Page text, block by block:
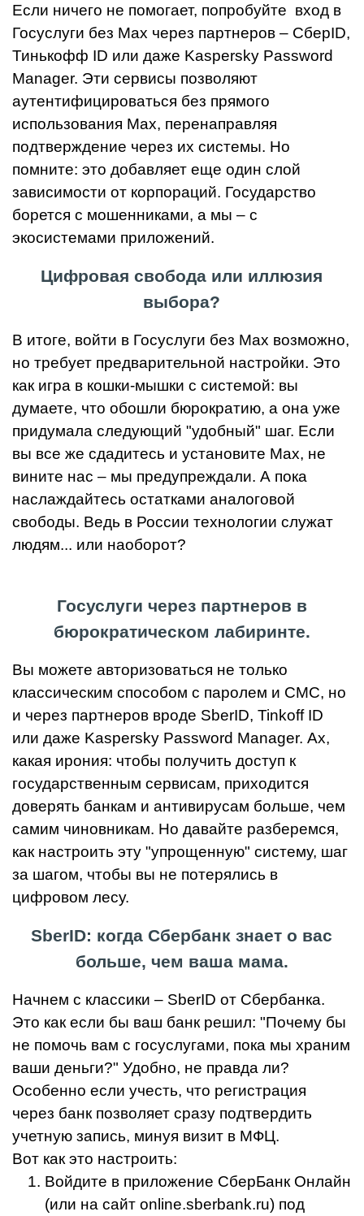
Если ничего не помогает, попробуйте вход в
Госуслуги без Max через партнеров – СберID,
Тинькофф ID или даже Kaspersky Password
Manager. Эти сервисы позволяют
аутентифицироваться без прямого
использования Max, перенаправляя
подтверждение через их системы. Но
помните: это добавляет еще один слой
зависимости от корпораций. Государство
борется с мошенниками, а мы – с
экосистемами приложений.
Цифровая свобода или иллюзия
выбора?
В итоге, войти в Госуслуги без Max возможно,
но требует предварительной настройки. Это
как игра в кошки-мышки с системой: вы
думаете, что обошли бюрократию, а она уже
придумала следующий "удобный" шаг. Если
вы все же сдадитесь и установите Max, не
вините нас – мы предупреждали. А пока
наслаждайтесь остатками аналоговой
свободы. Ведь в России технологии служат
людям... или наоборот?
Госуслуги через партнеров в
бюрократическом лабиринте.
Вы можете авторизоваться не только
классическим способом с паролем и СМС, но
и через партнеров вроде SberID, Tinkoff ID
или даже Kaspersky Password Manager. Ах,
какая ирония: чтобы получить доступ к
государственным сервисам, приходится
доверять банкам и антивирусам больше, чем
самим чиновникам. Но давайте разберемся,
как настроить эту "упрощенную" систему, шаг
за шагом, чтобы вы не потерялись в
цифровом лесу.
SberID: когда Сбербанк знает о вас
больше, чем ваша мама.
Начнем с классики – SberID от Сбербанка.
Это как если бы ваш банк решил: "Почему бы
не помочь вам с госуслугами, пока мы храним
ваши деньги?" Удобно, не правда ли?
Особенно если учесть, что регистрация
через банк позволяет сразу подтвердить
учетную запись, минуя визит в МФЦ.
Вот как это настроить:
Войдите в приложение СберБанк Онлайн
(или на сайт online.sberbank.ru) под